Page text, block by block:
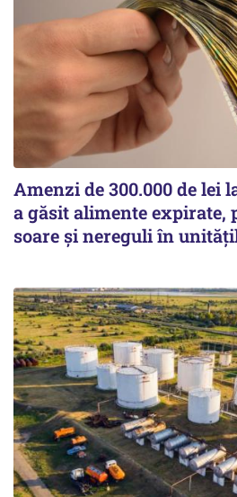
Amenzi de 300.000 de lei
a găsit alimente expirate,
soare și nereguli în